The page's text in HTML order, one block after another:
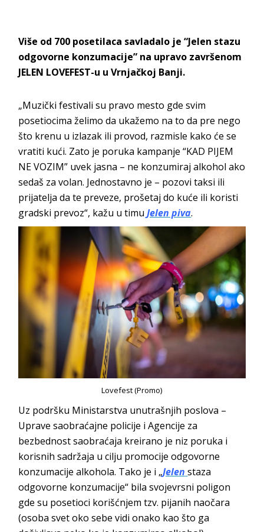
Više od 700 posetilaca savladalo je “Jelen stazu
odgovorne konzumacije” na upravo završenom
JELEN LOVEFEST-u u Vrnjačkoj Banji.
„Muzički festivali su pravo mesto gde svim
posetiocima želimo da ukažemo na to da pre nego
što krenu u izlazak ili provod, razmisle kako će se
vratiti kući. Zato je poruka kampanje “KAD PIJEM
NE VOZIM” uvek jasna – ne konzumiraj alkohol ako
sedaš za volan. Jednostavno je – pozovi taksi ili
prijatelja da te preveze, prošetaj do kuće ili koristi
gradski prevoz“, kažu u timuJelen piva.
Lovefest (Promo)
Uz podršku Ministarstva unutrašnjih poslova –
Uprave saobraćajne policije i Agencije za
bezbednost saobraćaja kreirano je niz poruka i
korisnih sadržaja u cilju promocije odgovorne
konzumacije alkohola. Tako je i „Jelen staza
odgovorne konzumacije“ bila svojevrsni poligon
gde su posetioci korišćnjem tzv. pijanih naočara
(osoba svet oko sebe vidi onako kao što ga